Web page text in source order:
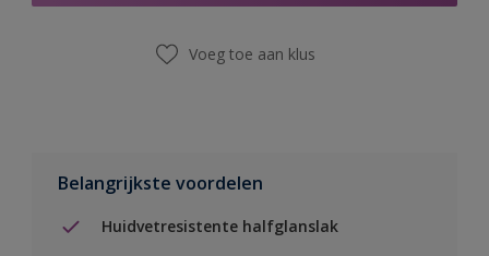
Voeg toe aan klus
Belangrijkste voordelen
Huidvetresistente halfglanslak